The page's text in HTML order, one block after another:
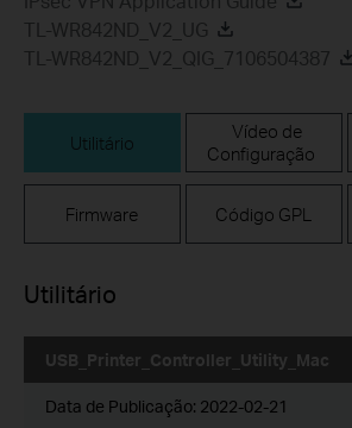
TL-WR842ND_V2_UG
TL-WR842ND_V2_QIG_7106504387
Utilitário
Vídeo de
Configuração
Firmware Código GPL
Utilitário
USB_Printer_Controller_Utility_Mac
Data de Publicação: 2022-02-21